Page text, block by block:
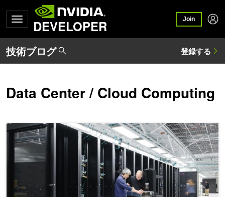
DEVELOPER Join
Data Center / Cloud Computing
NVIDIA Spectrum Ethernet でストレージのネットワーク性能を